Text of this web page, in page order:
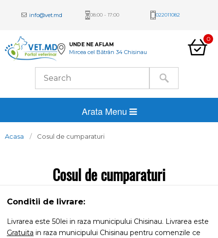
info@vet.md 08:00 - 17:00 022011082
UNDE NE AFLAM
Mircea cel Bătrân 34 Chisinau
0
Arata Menu
Acasa Cosul de cumparaturi
Cosul de cumparaturi
Conditii de livrare:
Livrarea este 50lei in raza municipului Chisinau. Livrarea este
Gratuita in raza municipului Chisinau pentru comenzile ce